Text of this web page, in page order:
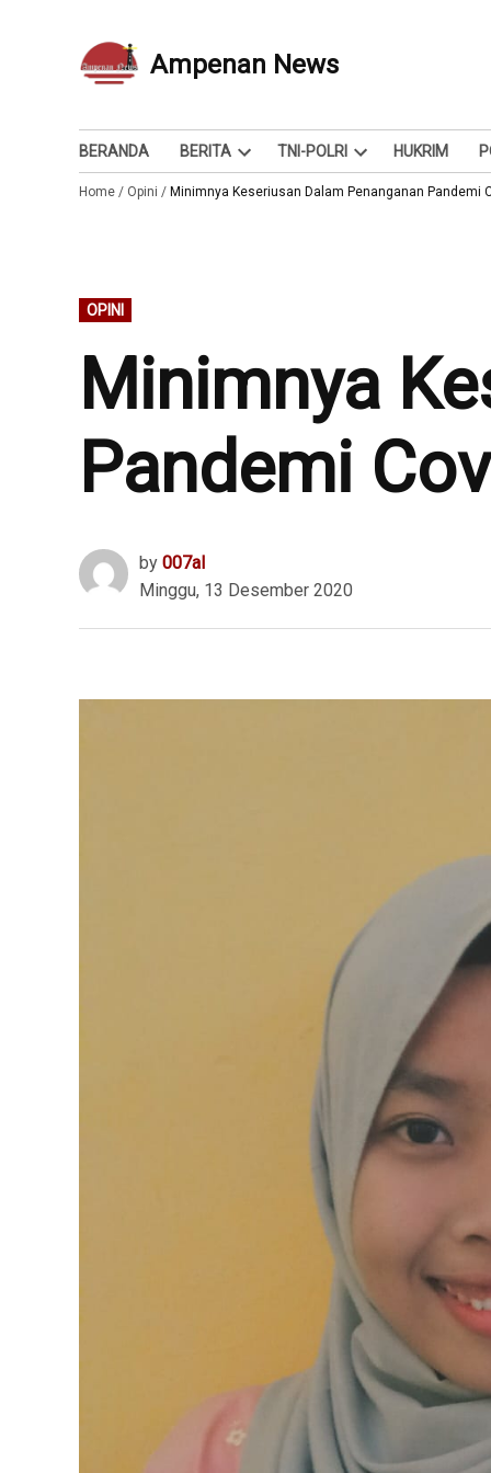
Ampenan News
Berita dan Info
BERANDA BERITA
Open
dropdown
TNI-POLRI
Open
dropdown
HUKRIM
Home / Opini / Minimnya Keseriusan Dalam Penanganan Pandemi
POSTED
IN
OPINI
Minimnya
Pandemi
by 007al
Minggu, 13 Desember 2020